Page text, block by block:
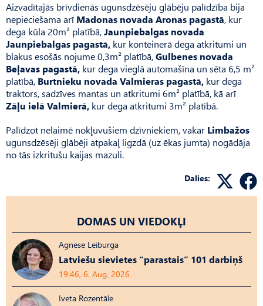
Aizvadītajās brīvdienās ugunsdzēsēju glābēju palīdzība bija
nepieciešama arī Madonas novada Aronas pagastā, kur
dega kūla 20m² platībā,Jaunpiebalgas novada
Jaunpiebalgas pagastā, kur konteinerā dega atkritumi un
blakus esošās nojume 0,3m² platībā,Gulbenes novada
Beļavas pagastā, kur dega vieglā automašīna un sēta 6,5 m²
platībā, Burtnieku novada Valmieras pagastā, kur dega
traktors, sadzīves mantas un atkritumi 6m² platībā, kā arī
Zāļu ielā Valmierā, kur dega atkritumi 3m² platībā.
Palīdzot nelaimē nokļuvušiem dzīvniekiem, vakar Limbažos
ugunsdzēsēji glābēji atpakaļ ligzdā (uz ēkas jumta) nogādāja
no tās izkritušu kaijas mazuli.
Dalies:
DOMAS UN VIEDOKĻI
Agnese Leiburga
Latviešu sievietes “parastais” 101 darbiņš
19:46, 6. Aug, 2026
Iveta Rozentāle